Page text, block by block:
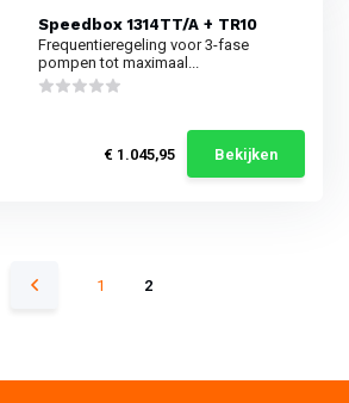
Speedbox 1314TT/A + TR10
Frequentieregeling voor 3-fase
pompen tot maximaal...
€ 1.045,95
Bekijken
1 2